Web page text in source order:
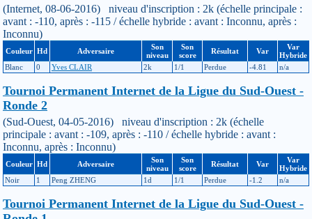
(Internet, 08-06-2016) niveau d'inscription : 2k (échelle principale :
avant : -110, après : -115 / échelle hybride : avant : Inconnu, après :
Inconnu)
Couleur Hd Adversaire
Son
niveau
Son
score
Résultat Var
Var
Hybride
Blanc
0 Yves CLAIR 2k 1/1 Perdue -4.81 n/a
Tournoi Permanent Internet de la Ligue du Sud-Ouest -
Ronde 2
(Sud-Ouest, 04-05-2016) niveau d'inscription : 2k (échelle
principale : avant : -109, après : -110 / échelle hybride : avant :
Inconnu, après : Inconnu)
Couleur Hd Adversaire
Son
niveau
Son
score
Résultat Var
Var
Hybride
Noir
1 Peng ZHENG 1d 1/1 Perdue -1.2 n/a
Tournoi Permanent Internet de la Ligue du Sud-Ouest -